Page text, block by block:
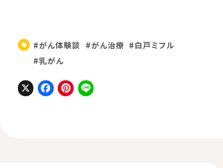
#がん体験談 #がん治療 #白戸ミフル
#乳がん
X Facebook
Pinterest